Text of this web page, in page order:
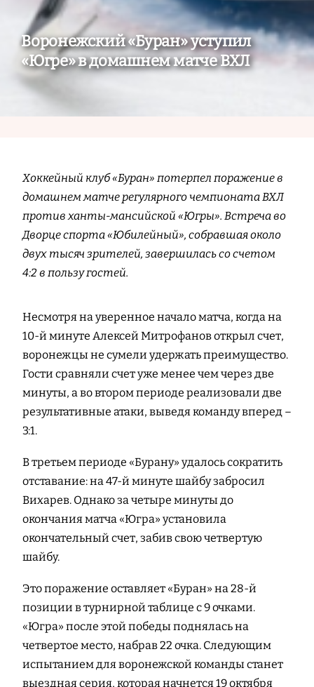
Воронежский «Буран» уступил
«Югре» в домашнем матче ВХЛ
Хоккейный клуб «Буран» потерпел поражение в
домашнем матче регулярного чемпионата ВХЛ
против ханты-мансийской «Югры». Встреча во
Дворце спорта «Юбилейный», собравшая около
двух тысяч зрителей, завершилась со счетом
4:2 в пользу гостей.
Несмотря на уверенное начало матча, когда на
10-й минуте Алексей Митрофанов открыл счет,
воронежцы не сумели удержать преимущество.
Гости сравняли счет уже менее чем через две
минуты, а во втором периоде реализовали две
результативные атаки, выведя команду вперед –
3:1.
В третьем периоде «Бурану» удалось сократить
отставание: на 47-й минуте шайбу забросил
Вихарев. Однако за четыре минуты до
окончания матча «Югра» установила
окончательный счет, забив свою четвертую
шайбу.
Это поражение оставляет «Буран» на 28-й
позиции в турнирной таблице с 9 очками.
«Югра» после этой победы поднялась на
четвертое место, набрав 22 очка. Следующим
испытанием для воронежской команды станет
выездная серия, которая начнется 19 октября